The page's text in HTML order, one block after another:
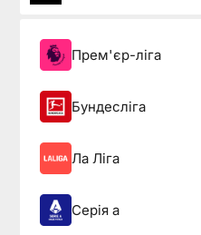
Прем'єр-ліга
Бундесліга
Ла Ліга
Серія а